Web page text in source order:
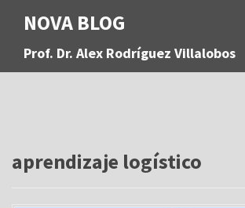
a
NOVA BLOG
Prof. Dr. Alex Rodríguez Villalobos
aprendizaje logístico